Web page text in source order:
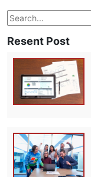
Search
Resent Post